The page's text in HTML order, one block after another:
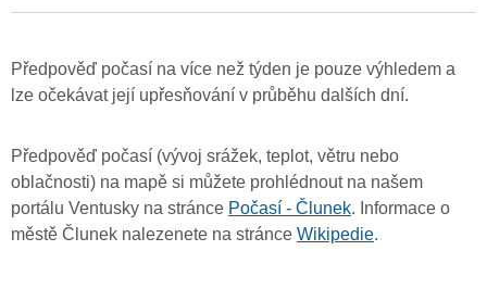
Předpověď počasí na více než týden je pouze výhledem a
lze očekávat její upřesňování v průběhu dalších dní.
Předpověď počasí (vývoj srážek, teplot, větru nebo
oblačnosti) na mapě si můžete prohlédnout na našem
portálu Ventusky na stránce Počasí - Člunek. Informace o
městě Člunek nalezenete na stránce Wikipedie.